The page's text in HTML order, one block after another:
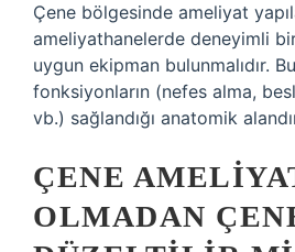
Çene bölgesinde ameliyat
ameliyathanelerde deneyimli
uygun ekipman bulunmalıdır.
fonksiyonların (nefes alma,
vb.) sağlandığı anatomik
ÇENE
OLMADAN